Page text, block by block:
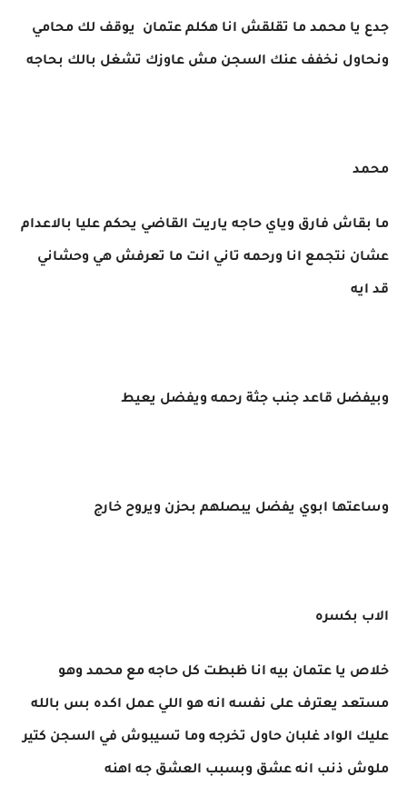
جدع يا محمد ما تقلقش انا هكلم عتمان يوقف لك محامي
ونحاول نخفف عنك السجن مش عاوزك تشغل بالك بحاجه
محمد
ما بقاش فارق وياي حاجه ياريت القاضي يحكم عليا بالاعدام
عشان نتجمع انا ورحمه تاني انت ما تعرفش هي وحشاني
قد ايه
وبيفضل قاعد جنب جثة رحمه ويفضل يعيط
وساعتها ابوي يفضل يبصلهم بحزن ويروح خارج
الاب بكسره
خلاص يا عتمان بيه انا ظبطت كل حاجه مع محمد وهو
مستعد يعترف على نفسه انه هو اللي عمل اكده بس بالله
عليك الواد غلبان حاول تخرجه وما تسيبوش في السجن كتير
ملوش ذنب انه عشق وبسبب العشق جه اهنه